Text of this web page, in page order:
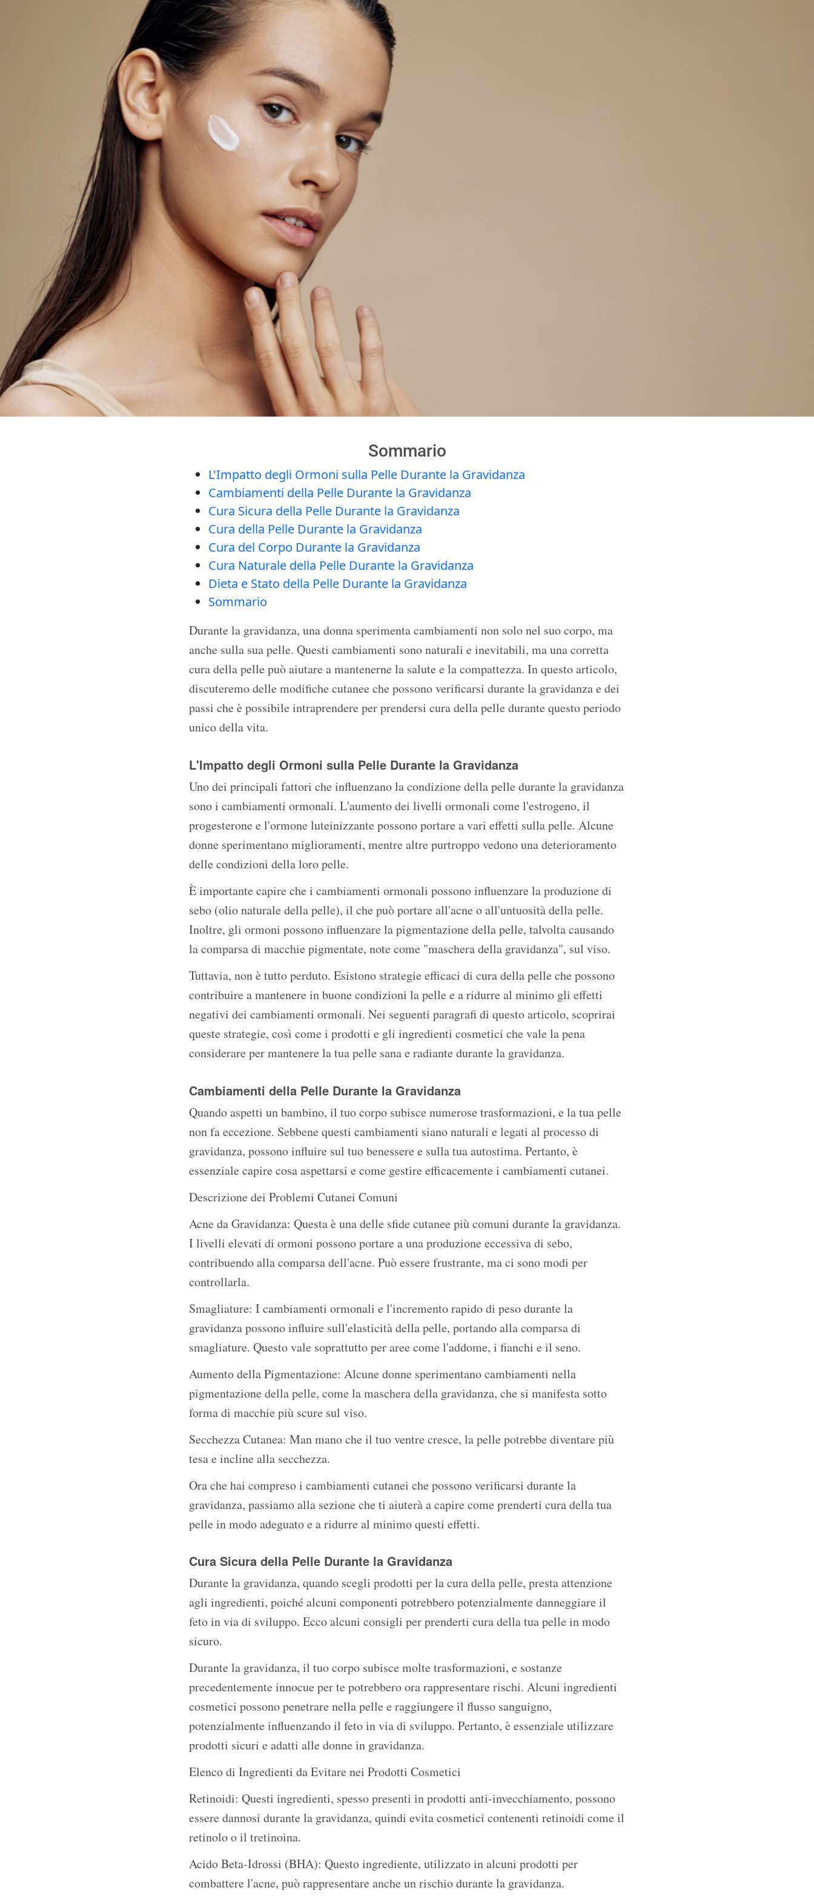
Sommario
L'Impatto degli Ormoni sulla Pelle Durante la Gravidanza
Cambiamenti della Pelle Durante la Gravidanza
Cura Sicura della Pelle Durante la Gravidanza
Cura della Pelle Durante la Gravidanza
Cura del Corpo Durante la Gravidanza
Cura Naturale della Pelle Durante la Gravidanza
Dieta e Stato della Pelle Durante la Gravidanza
Sommario
Durante la gravidanza, una donna sperimenta cambiamenti non solo nel suo corpo, ma
anche sulla sua pelle. Questi cambiamenti sono naturali e inevitabili, ma una corretta
cura della pelle può aiutare a mantenerne la salute e la compattezza. In questo articolo,
discuteremo delle modifiche cutanee che possono verificarsi durante la gravidanza e dei
passi che è possibile intraprendere per prendersi cura della pelle durante questo periodo
unico della vita.
L'Impatto degli Ormoni sulla Pelle Durante la Gravidanza
Uno dei principali fattori che influenzano la condizione della pelle durante la gravidanza
sono i cambiamenti ormonali. L'aumento dei livelli ormonali come l'estrogeno, il
progesterone e l'ormone luteinizzante possono portare a vari effetti sulla pelle. Alcune
donne sperimentano miglioramenti, mentre altre purtroppo vedono una deterioramento
delle condizioni della loro pelle.
È importante capire che i cambiamenti ormonali possono influenzare la produzione di
sebo (olio naturale della pelle), il che può portare all'acne o all'untuosità della pelle.
Inoltre, gli ormoni possono influenzare la pigmentazione della pelle, talvolta causando
la comparsa di macchie pigmentate, note come "maschera della gravidanza", sul viso.
Tuttavia, non è tutto perduto. Esistono strategie efficaci di cura della pelle che possono
contribuire a mantenere in buone condizioni la pelle e a ridurre al minimo gli effetti
negativi dei cambiamenti ormonali. Nei seguenti paragrafi di questo articolo, scoprirai
queste strategie, così come i prodotti e gli ingredienti cosmetici che vale la pena
considerare per mantenere la tua pelle sana e radiante durante la gravidanza.
Cambiamenti della Pelle Durante la Gravidanza
Quando aspetti un bambino, il tuo corpo subisce numerose trasformazioni, e la tua pelle
non fa eccezione. Sebbene questi cambiamenti siano naturali e legati al processo di
gravidanza, possono influire sul tuo benessere e sulla tua autostima. Pertanto, è
essenziale capire cosa aspettarsi e come gestire efficacemente i cambiamenti cutanei.
Descrizione dei Problemi Cutanei Comuni
Acne da Gravidanza: Questa è una delle sfide cutanee più comuni durante la gravidanza.
I livelli elevati di ormoni possono portare a una produzione eccessiva di sebo,
contribuendo alla comparsa dell'acne. Può essere frustrante, ma ci sono modi per
controllarla.
Smagliature: I cambiamenti ormonali e l'incremento rapido di peso durante la
gravidanza possono influire sull'elasticità della pelle, portando alla comparsa di
smagliature. Questo vale soprattutto per aree come l'addome, i fianchi e il seno.
Aumento della Pigmentazione: Alcune donne sperimentano cambiamenti nella
pigmentazione della pelle, come la maschera della gravidanza, che si manifesta sotto
forma di macchie più scure sul viso.
Secchezza Cutanea: Man mano che il tuo ventre cresce, la pelle potrebbe diventare più
tesa e incline alla secchezza.
Ora che hai compreso i cambiamenti cutanei che possono verificarsi durante la
gravidanza, passiamo alla sezione che ti aiuterà a capire come prenderti cura della tua
pelle in modo adeguato e a ridurre al minimo questi effetti.
Cura Sicura della Pelle Durante la Gravidanza
Durante la gravidanza, quando scegli prodotti per la cura della pelle, presta attenzione
agli ingredienti, poiché alcuni componenti potrebbero potenzialmente danneggiare il
feto in via di sviluppo. Ecco alcuni consigli per prenderti cura della tua pelle in modo
sicuro.
Durante la gravidanza, il tuo corpo subisce molte trasformazioni, e sostanze
precedentemente innocue per te potrebbero ora rappresentare rischi. Alcuni ingredienti
cosmetici possono penetrare nella pelle e raggiungere il flusso sanguigno,
potenzialmente influenzando il feto in via di sviluppo. Pertanto, è essenziale utilizzare
prodotti sicuri e adatti alle donne in gravidanza.
Elenco di Ingredienti da Evitare nei Prodotti Cosmetici
Retinoidi: Questi ingredienti, spesso presenti in prodotti anti-invecchiamento, possono
essere dannosi durante la gravidanza, quindi evita cosmetici contenenti retinoidi come il
retinolo o il tretinoina.
Acido Beta-Idrossi (BHA): Questo ingrediente, utilizzato in alcuni prodotti per
combattere l'acne, può rappresentare anche un rischio durante la gravidanza.